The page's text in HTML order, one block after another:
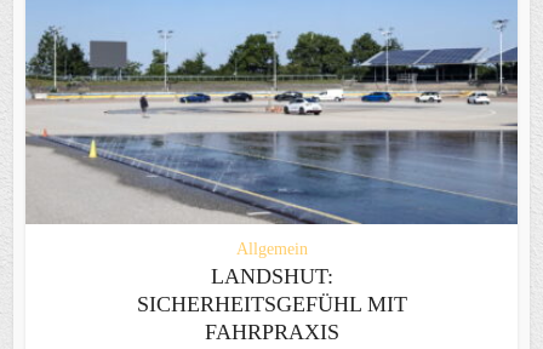
Allgemein
LANDSHUT:
SICHERHEITSGEFÜHL MIT
FAHRPRAXIS